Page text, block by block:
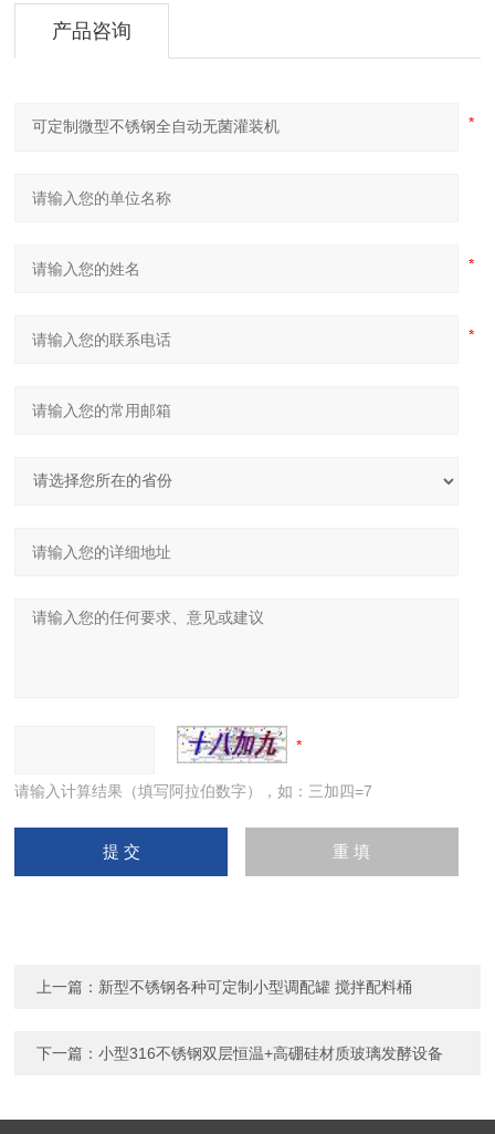
产品咨询
请输入计算结果（填写阿拉伯数字），如：三加四=7
上一篇： 新型不锈钢各种可定制小型调配罐 搅拌配料桶
下一篇：小型316不锈钢双层恒温+高硼硅材质玻璃发酵设备